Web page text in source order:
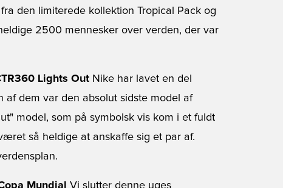
den limiterede kollektion Tropical Pack og
2500 mennesker over verden, der var
Lights Out Nike har lavet en del
af dem var den absolut sidste model af
model, som på symbolsk vis kom i et fuldt
så heldige at anskaffe sig et par af.
Mundial
Vi slutter denne uges